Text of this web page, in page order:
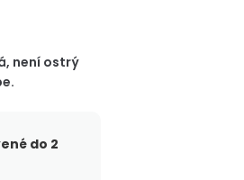
není ostrý
do 2